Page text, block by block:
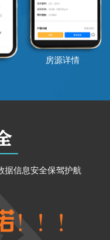
房源详情
据信息安全保驾护航